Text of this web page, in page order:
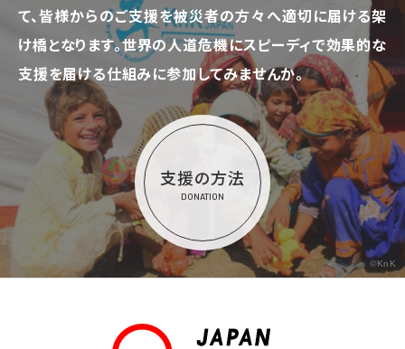
て、皆様からのご支援を被災者の方々へ適切に届ける架
け橋となります。世界の人道危機にスピーディで効果的な
支援を届ける仕組みに参加してみませんか。
支援の方法
DONATION
©KnK